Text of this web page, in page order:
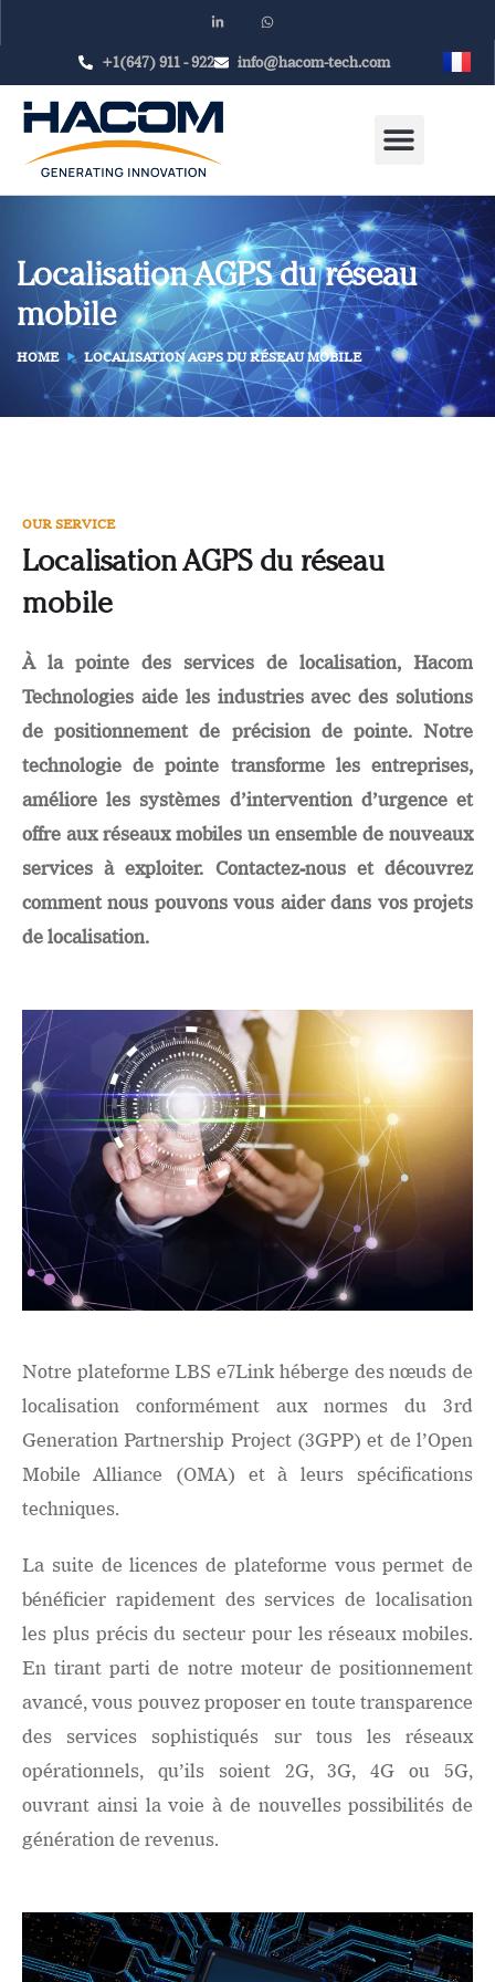
+1(647) 911 - 922 info@hacom-tech.com
Localisation AGPS du réseau
mobile
HOME LOCALISATION AGPS DU RÉSEAU MOBILE
OUR SERVICE
Localisation AGPS du réseau
mobile
À la pointe des services de localisation, Hacom
Technologies aide les industries avec des solutions
de positionnement de précision de pointe. Notre
technologie de pointe transforme les entreprises,
améliore les systèmes d’intervention d’urgence et
offre aux réseaux mobiles un ensemble de nouveaux
services à exploiter. Contactez-nous et découvrez
comment nous pouvons vous aider dans vos projets
de localisation.
Notre plateforme LBS e7Link héberge des nœuds de
localisation conformément aux normes du 3rd
Generation Partnership Project (3GPP) et de l’Open
Mobile Alliance (OMA) et à leurs spécifications
techniques.
La suite de licences de plateforme vous permet de
bénéficier rapidement des services de localisation
les plus précis du secteur pour les réseaux mobiles.
En tirant parti de notre moteur de positionnement
avancé, vous pouvez proposer en toute transparence
des services sophistiqués sur tous les réseaux
opérationnels, qu’ils soient 2G, 3G, 4G ou 5G,
ouvrant ainsi la voie à de nouvelles possibilités de
génération de revenus.